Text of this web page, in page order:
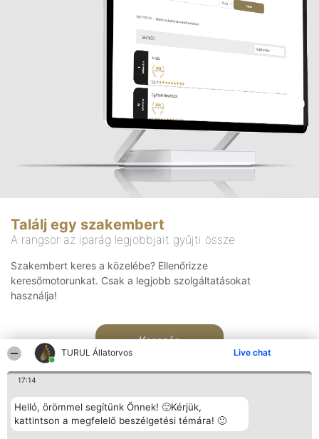
TURUL Állatorvos Live chat
17:14
Helló, örömmel segítünk Önnek! 🙂Kérjük,
kattintson a megfelelő beszélgetési témára! 🙂
Találj egy szakembert
A rangsor az iparág legjobbjait gyűjti össze
Szakembert keres a közelébe? Ellenőrizze
keresőmotorunkat. Csak a legjobb szolgáltatásokat
használja!
Keresés